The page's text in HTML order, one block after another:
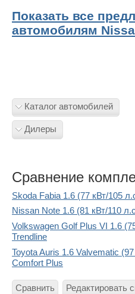
Показать все
автомобилям
Каталог автомобилей
Дилеры
Сравнение
Skoda Fabia 1.6 (77 кВт/105
Nissan Note 1.6 (81 кВт/110
Volkswagen Golf Plus VI 1.6
Trendline
Toyota Auris 1.6 Valvematic
Comfort Plus
Сравнить Редактировать